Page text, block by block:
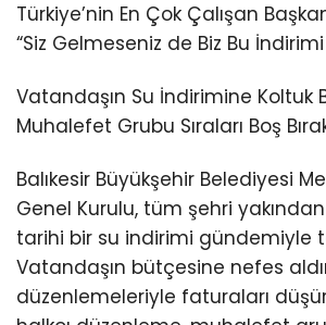
Türkiye’nin En Çok Çalışan
“Siz Gelmeseniz de Biz Bu
Vatandaşın Su İndirimine Koltuk
Muhalefet Grubu Sıraları Boş
Balıkesir Büyükşehir Belediyesi
Genel Kurulu, tüm şehri
tarihi bir su indirimi gündemiyle
Vatandaşın bütçesine nefes
düzenlemeleriyle faturaları